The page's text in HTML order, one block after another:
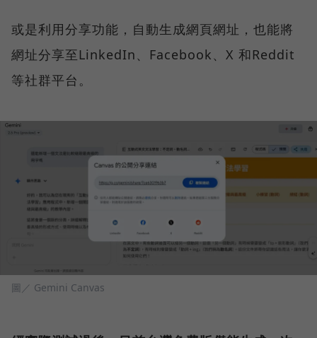
或是利用分享功能，自動生成網頁網址，也能將
網址分享至LinkedIn、Facebook、X 和Reddit
等社群平台。
圖／ Gemini Canvas